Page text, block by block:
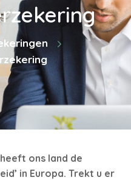
ons land de
in Europa. Trekt u er